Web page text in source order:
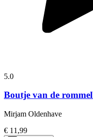
5.0
Boutje van de
Mirjam Oldenhave
€ 11,99